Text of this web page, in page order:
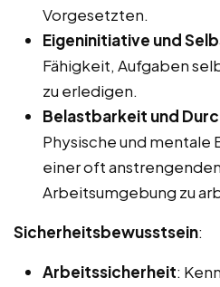
Vorgesetzten.
Eigeninitiative und
Fähigkeit, Aufgaben
zu erledigen.
Belastbarkeit und
Physische und mentale
einer oft
Arbeitsumgebung zu
Sicherheitsbewusstsein:
Arbeitssicherheit: